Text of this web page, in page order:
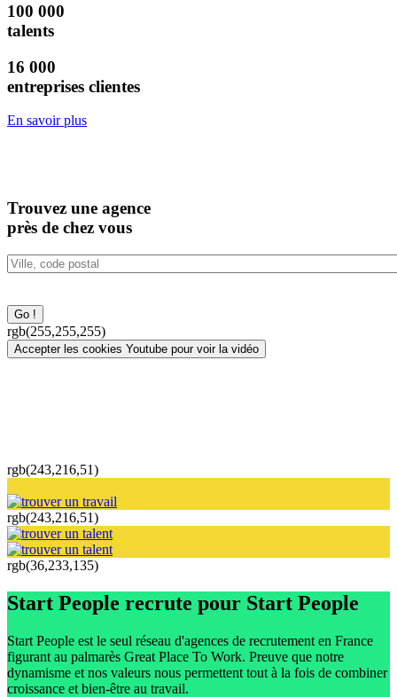
100 000
talents
16 000
entreprises clientes
En savoir plus
Trouvez une agence
près de chez vous
rgb(255,255,255)
Accepter les cookies Youtube pour voir la vidéo
rgb(243,216,51)
rgb(243,216,51)
rgb(36,233,135)
Start People recrute pour Start People
Start People est le seul réseau d'agences de recrutement en France
figurant au palmarès Great Place To Work. Preuve que notre
dynamisme et nos valeurs nous permettent tout à la fois de combiner
croissance et bien-être au travail.